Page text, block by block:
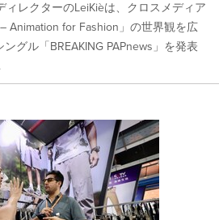
レクターのLeiKièは、クロスメディア
Animation for Fashion」の世界観を広
グル「BREAKING PAPnews」を発表